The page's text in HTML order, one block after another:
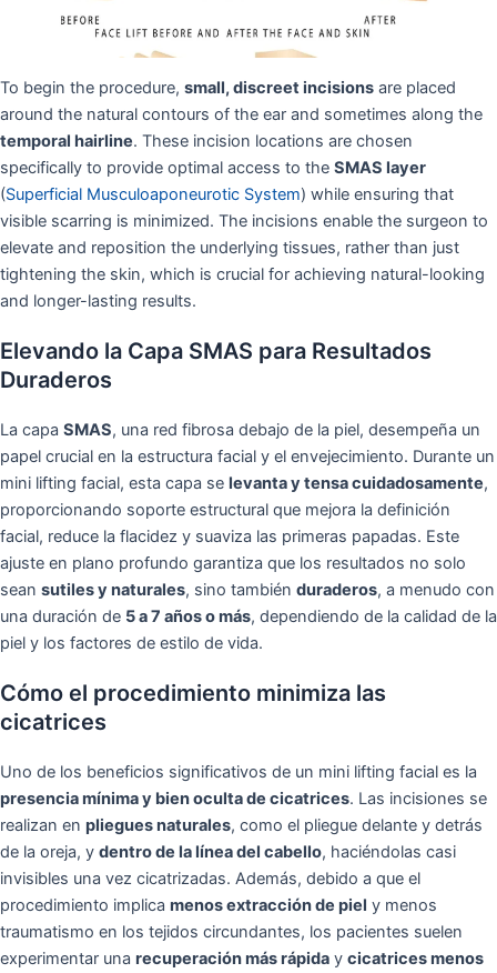
To begin the procedure, small, discreet incisions are placed
around the natural contours of the ear and sometimes along the
temporal hairline. These incision locations are chosen
specifically to provide optimal access to the SMAS layer
(Superficial Musculoaponeurotic System) while ensuring that
visible scarring is minimized. The incisions enable the surgeon to
elevate and reposition the underlying tissues, rather than just
tightening the skin, which is crucial for achieving natural-looking
and longer-lasting results.
Elevando la Capa SMAS para Resultados
Duraderos
La capa SMAS, una red fibrosa debajo de la piel, desempeña un
papel crucial en la estructura facial y el envejecimiento. Durante un
mini lifting facial, esta capa se levanta y tensa cuidadosamente,
proporcionando soporte estructural que mejora la definición
facial, reduce la flacidez y suaviza las primeras papadas. Este
ajuste en plano profundo garantiza que los resultados no solo
sean sutiles y naturales, sino también duraderos, a menudo con
una duración de 5 a 7 años o más, dependiendo de la calidad de la
piel y los factores de estilo de vida.
Cómo el procedimiento minimiza las
cicatrices
Uno de los beneficios significativos de un mini lifting facial es la
presencia mínima y bien oculta de cicatrices. Las incisiones se
realizan en pliegues naturales, como el pliegue delante y detrás
de la oreja, y dentro de la línea del cabello, haciéndolas casi
invisibles una vez cicatrizadas. Además, debido a que el
procedimiento implica menos extracción de piel y menos
traumatismo en los tejidos circundantes, los pacientes suelen
experimentar una recuperación más rápida y cicatrices menos